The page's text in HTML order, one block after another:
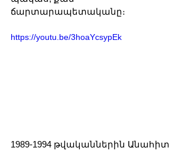
ճարտարապետականը։
https://youtu.be/3hoaYcsypEk
1989-1994 թվականներին Անահիտ